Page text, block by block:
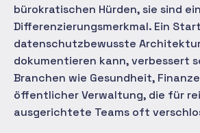
bürokratischen Hürden, sie sind
Differenzierungsmerkmal. Ein
datenschutzbewusste
dokumentieren kann, verbessert
Branchen wie Gesundheit,
öffentlicher Verwaltung, die für
ausgerichtete Teams oft